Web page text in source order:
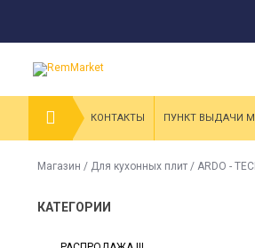
КОНТАКТЫ ПУНКТ ВЫДАЧИ
Магазин / Для кухонных плит / ARDO -
КАТЕГОРИИ